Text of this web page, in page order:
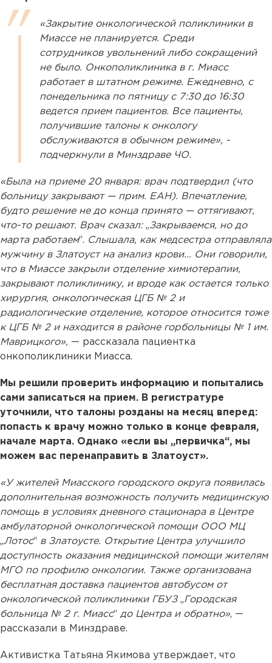
«Закрытие онкологической поликлиники в
Миассе не планируется. Среди
сотрудников увольнений либо сокращений
не было. Онкополиклиника в г. Миасс
работает в штатном режиме. Ежедневно, с
понедельника по пятницу с 7:30 до 16:30
ведется прием пациентов. Все пациенты,
получившие талоны к онкологу
обслуживаются в обычном режиме», -
подчеркнули в Минздраве ЧО.
«Была на приеме 20 января: врач подтвердил (что
больницу закрывают — прим. ЕАН). Впечатление,
будто решение не до конца принято — оттягивают,
что-то решают. Врач сказал: „Закрываемся, но до
марта работаем“. Слышала, как медсестра отправляла
мужчину в Златоуст на анализ крови... Они говорили,
что в Миассе закрыли отделение химиотерапии,
закрывают поликлинику, и вроде как остается только
хирургия, онкологическая ЦГБ № 2 и
радиологические отделение, которое относится тоже
к ЦГБ № 2 и находится в районе горбольницы № 1 им.
Маврицкого», — рассказала пациентка
онкополиклиники Миасса.
Мы решили проверить информацию и попытались
сами записаться на прием. В регистратуре
уточнили, что талоны розданы на месяц вперед:
попасть к врачу можно только в конце февраля,
начале марта. Однако «если вы „первичка“, мы
можем вас перенаправить в Златоуст».
«У жителей Миасского городского округа появилась
дополнительная возможность получить медицинскую
помощь в условиях дневного стационара в Центре
амбулаторной онкологической помощи ООО МЦ
„Лотос“ в Златоусте. Открытие Центра улучшило
доступность оказания медицинской помощи жителям
МГО по профилю онкологии. Также организована
бесплатная доставка пациентов автобусом от
онкологической поликлиники ГБУЗ „Городская
больница № 2 г. Миасс“ до Центра и обратно», —
рассказали в Минздраве.
Активистка Татьяна Якимова утверждает, что